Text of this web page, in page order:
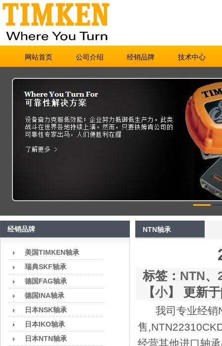
网站首页 公司介绍 经销品牌 技术中心
经销品牌
美国TIMKEN轴承
瑞典SKF轴承
德国FAG轴承
德国INA轴承
日本NSK轴承
日本IKO轴承
日本NTN轴承
NTN轴承
标签： NTN、
【小】 更新
我司专业经销
售
经营其他进口轴